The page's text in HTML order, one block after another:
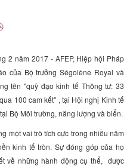
2 năm 2017 - AFEP, Hiệp hội Pháp
của Bộ trưởng Ségolène Royal và
tên "quỹ đạo kinh tế Thông tư: 33
100 cam kết" , tại Hội nghị Kinh tế
Bộ Môi trường, năng lượng và biển.
một vai trò tích cực trong nhiều năm
kinh tế tròn. Sự đóng góp của họ
về những hành động cụ thể, được